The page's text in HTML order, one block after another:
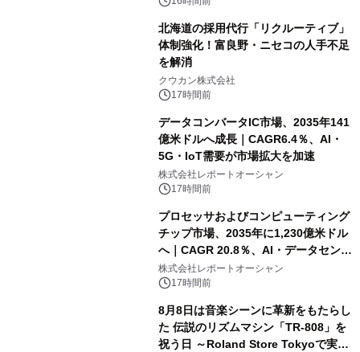
北海道の採用代行「リクルーティブ」
体制強化！富良野・ニセコの人手不足
を解消
クウカン株式会社
17時間前
データコンバータIC市場、2035年141
億米ドルへ成長｜CAGR6.4％、AI・
5G・IoT需要が市場拡大を加速
株式会社レポートオーシャン
17時間前
プロセッサおよびコンピューティング
チップ市場、2035年に1,230億米ドル
へ｜CAGR 20.8％、AI・データセンタ
ー需要が成長を牽引
株式会社レポートオーシャン
17時間前
8月8日は音楽シーンに革新をもたらし
た 伝説のリズムマシン「TR-808」を
祝う日 ～Roland Store Tokyoで実機